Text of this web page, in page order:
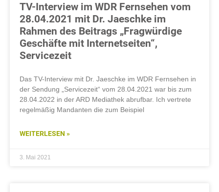
TV-Interview im WDR Fernsehen vom
28.04.2021 mit Dr. Jaeschke im
Rahmen des Beitrags „Fragwürdige
Geschäfte mit Internetseiten“,
Servicezeit
Das TV-Interview mit Dr. Jaeschke im WDR Fernsehen in
der Sendung „Servicezeit“ vom 28.04.2021 war bis zum
28.04.2022 in der ARD Mediathek abrufbar. Ich vertrete
regelmäßig Mandanten die zum Beispiel
WEITERLESEN »
3. Mai 2021